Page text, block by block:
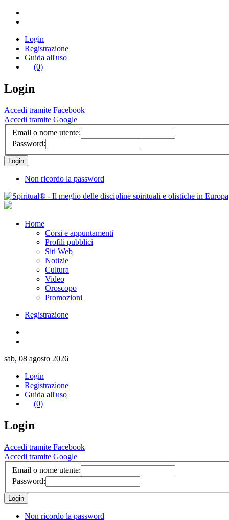
Login
Registrazione
Guida all'uso
(0)
Login
Accedi tramite Facebook
Accedi tramite Google
Email o nome utente:
Password:
Non ricordo la password
Home
Corsi e appuntamenti
Profili pubblici
Siti Web
Notizie
Cultura
Video
Oroscopo
Promozioni
Registrazione
sab, 08 agosto 2026
Login
Registrazione
Guida all'uso
(0)
Login
Accedi tramite Facebook
Accedi tramite Google
Email o nome utente:
Password:
Non ricordo la password